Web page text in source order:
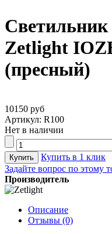
Светильник
Zetlight
(пресный)
10150 руб
Артикул: R100
Нет в наличии
Купить в 1 клик
Задайте вопрос по этому
Производитель
Описание
Отзывы (0)